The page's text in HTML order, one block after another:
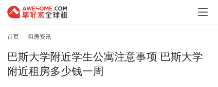
首页 租房资讯
巴斯大学附近学生公寓注意事项 巴斯大学
附近租房多少钱一周